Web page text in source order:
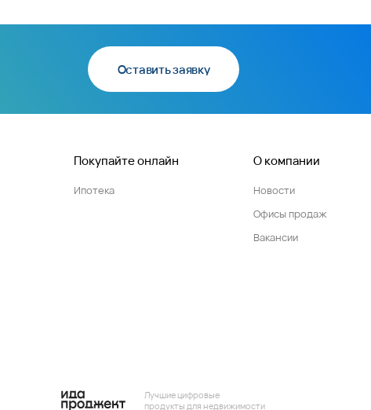
Оставить заявку
Покупайте онлайн
Ипотека
О компании
Новости
Офисы продаж
Вакансии
Лучшие цифровые
продукты для недвижимости